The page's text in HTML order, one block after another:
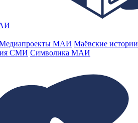
МАИ Маёвские
СМИ Символика МАИ